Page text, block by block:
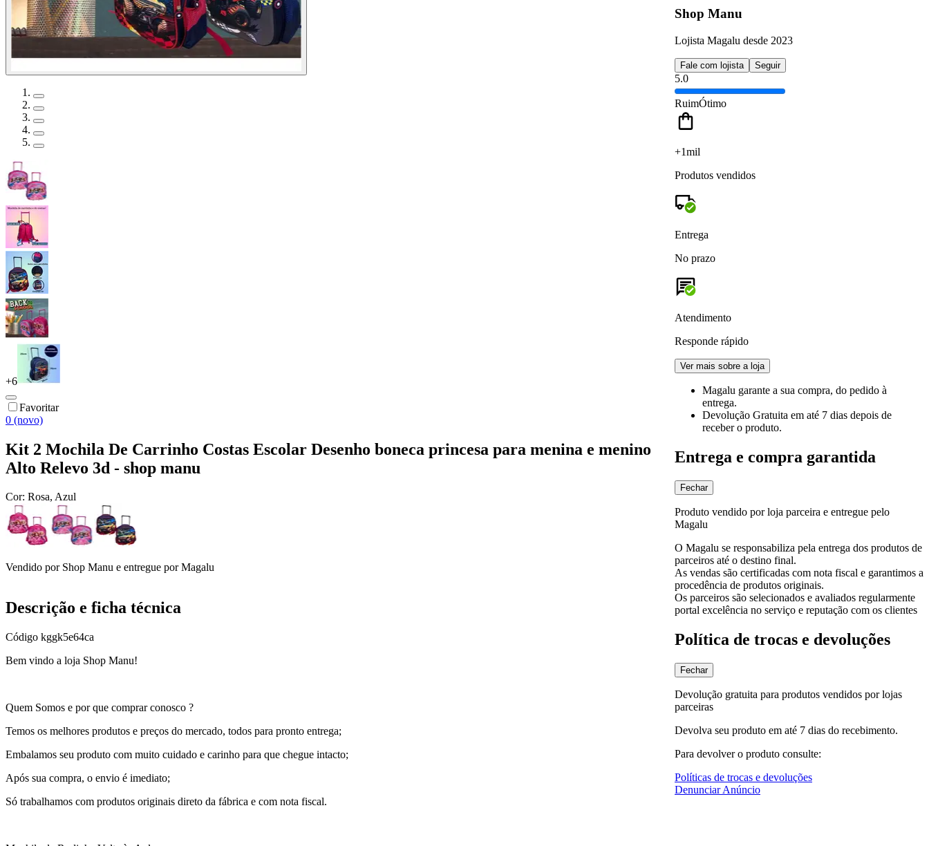
+6
Favoritar
0 (novo)
Kit 2 Mochila De Carrinho Costas Escolar Desenho boneca princesa para menina e menino
Alto Relevo 3d - shop manu
Cor: Rosa, Azul
Vendido por Shop Manu e entregue por Magalu
Shop Manu
Lojista Magalu desde 2023
Fale com lojista Seguir
5.0
RuimÓtimo
+1mil
Produtos vendidos
Entrega
No prazo
Atendimento
Responde rápido
Ver mais sobre a loja
Magalu garante a sua compra, do pedido à
entrega.
Devolução Gratuita em até 7 dias depois de
receber o produto.
Entrega e compra garantida
Fechar
Produto vendido por loja parceira e entregue pelo
Magalu
O Magalu se responsabiliza pela entrega dos produtos de
parceiros até o destino final.
As vendas são certificadas com nota fiscal e garantimos a
procedência de produtos originais.
Os parceiros são selecionados e avaliados regularmente
portal excelência no serviço e reputação com os clientes
Política de trocas e devoluções
Fechar
Devolução gratuita para produtos vendidos por lojas
parceiras
Devolva seu produto em até 7 dias do recebimento.
Para devolver o produto consulte:
Políticas de trocas e devoluções
Denunciar Anúncio
Descrição e ficha técnica
Código kggk5e64ca
Bem vindo a loja Shop Manu!
Quem Somos e por que comprar conosco ?
Temos os melhores produtos e preços do mercado, todos para pronto entrega;
Embalamos seu produto com muito cuidado e carinho para que chegue intacto;
Após sua compra, o envio é imediato;
Só trabalhamos com produtos originais direto da fábrica e com nota fiscal.